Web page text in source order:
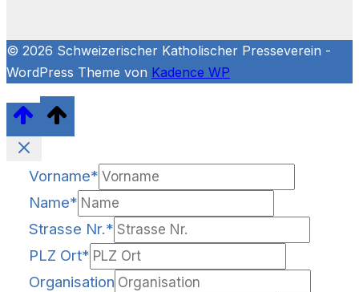
© 2026 Schweizerischer Katholischer Presseverein -
WordPress Theme von Kadence WP
Vorname*
Name*
Strasse Nr.*
PLZ Ort*
Organisation